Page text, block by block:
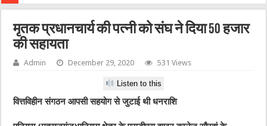
मृतक प्रधानचार्य की पत्नी को संघ ने दिया 50 हजार
की सहायता
Admin December 29, 2020 531 Views
Listen to this
वित्तविहीन संगठन आपसी सहयोग से जुटाई थी धनराशि